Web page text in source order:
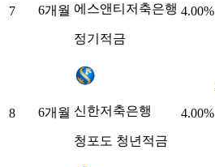
7 6개월 에스앤티저축은행
정기적금
4.00%
8 6개월 신한저축은행
청포도 청년적금
4.00%